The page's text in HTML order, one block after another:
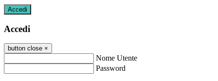
Accedi
Accedi
button close ×
Nome Utente
Password